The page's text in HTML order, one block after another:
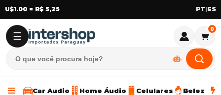
U$1.00 = R$ 5,25 |
☰
0
Car Audio Home Áudio Celulares Beleza